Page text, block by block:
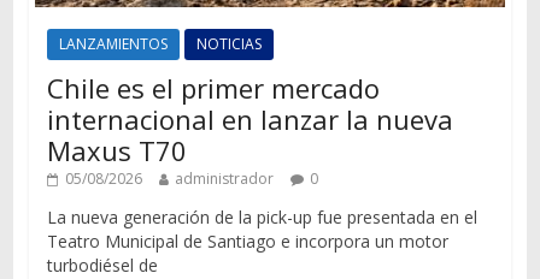
LANZAMIENTOS NOTICIAS
Chile es el primer mercado
internacional en lanzar la nueva
Maxus T70
05/08/2026 administrador 0
La nueva generación de la pick-up fue presentada en el
Teatro Municipal de Santiago e incorpora un motor
turbodiésel de